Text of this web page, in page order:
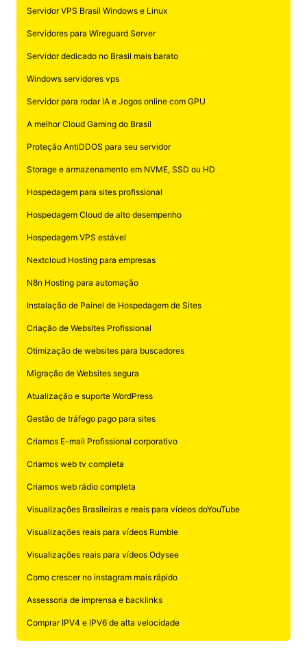
Servidor VPS Brasil Windows e Linux
Servidores para Wireguard Server
Servidor dedicado no Brasil mais barato
Windows servidores vps
Servidor para rodar IA e Jogos online com GPU
A melhor Cloud Gaming do Brasil
Proteção AntiDDOS para seu servidor
Storage e armazenamento em NVME, SSD ou HD
Hospedagem para sites profissional
Hospedagem Cloud de alto desempenho
Hospedagem VPS estável
Nextcloud Hosting para empresas
N8n Hosting para automação
Instalação de Painel de Hospedagem de Sites
Criação de Websites Profissional
Otimização de websites para buscadores
Migração de Websites segura
Atualização e suporte WordPress
Gestão de tráfego pago para sites
Criamos E-mail Profissional corporativo
Criamos web tv completa
Criamos web rádio completa
Visualizações Brasileiras e reais para vídeos doYouTube
Visualizações reais para vídeos Rumble
Visualizações reais para vídeos Odysee
Como crescer no instagram mais rápido
Assessoria de imprensa e backlinks
Comprar IPV4 e IPV6 de alta velocidade